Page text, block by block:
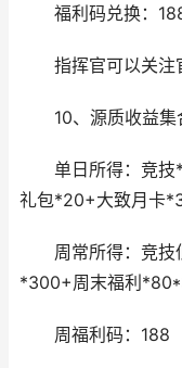
福利码兑换：
指挥官可以关注
10、源质收益集
单日所得：竞技
礼包*20+大致月卡
周常所得：竞技
*300+周末福利
周福利码：188